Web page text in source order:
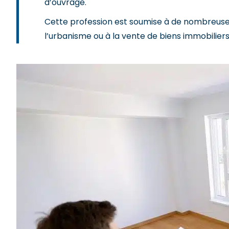
Cette profession est soumise à de
l’urbanisme ou à la vente de biens